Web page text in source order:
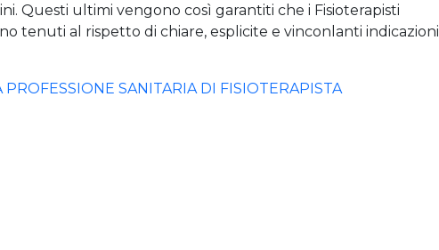
Questi ultimi vengono così garantiti che i Fisioterapisti
tenuti al rispetto di chiare, esplicite e vinconlanti indicazioni
SANITARIA DI FISIOTERAPISTA